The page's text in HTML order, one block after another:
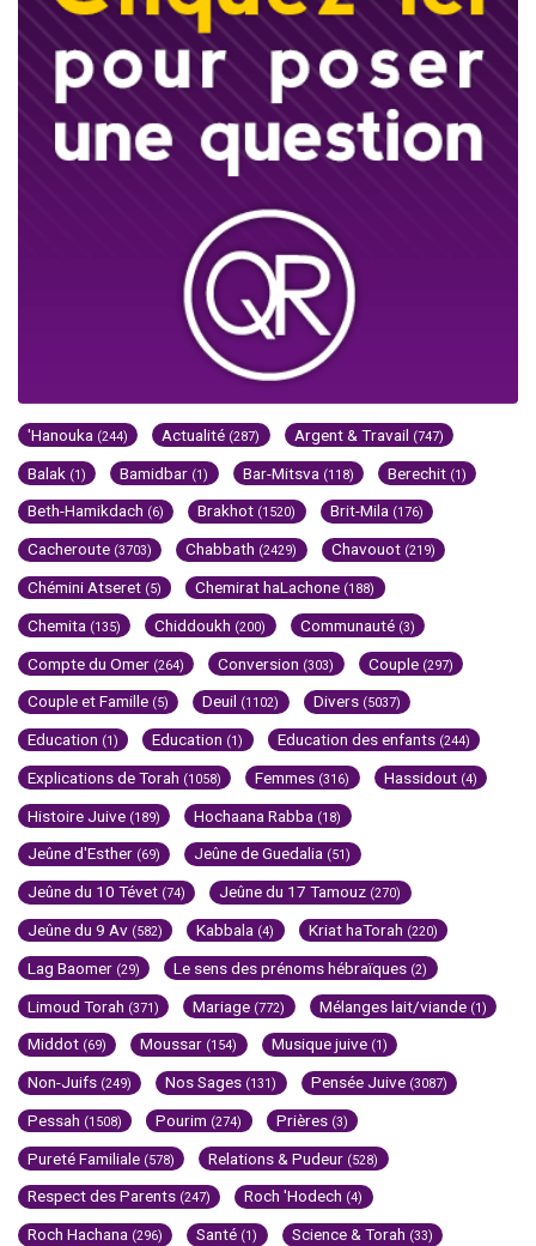
'Hanouka (244) Actualité (287) Argent & Travail (747)
Balak (1) Bamidbar (1) Bar-Mitsva (118) Berechit (1)
Beth-Hamikdach (6) Brakhot (1520) Brit-Mila (176)
Cacheroute (3703) Chabbath (2429) Chavouot (219)
Chémini Atseret (5) Chemirat haLachone (188)
Chemita (135) Chiddoukh (200) Communauté (3)
Compte du Omer (264) Conversion (303) Couple (297)
Couple et Famille (5) Deuil (1102) Divers (5037)
Education (1) Education (1) Education des enfants (244)
Explications de Torah (1058) Femmes (316) Hassidout (4)
Histoire Juive (189) Hochaana Rabba (18)
Jeûne d'Esther (69) Jeûne de Guedalia (51)
Jeûne du 10 Tévet (74) Jeûne du 17 Tamouz (270)
Jeûne du 9 Av (582) Kabbala (4) Kriat haTorah (220)
Lag Baomer (29) Le sens des prénoms hébraïques (2)
Limoud Torah (371) Mariage (772) Mélanges lait/viande (1)
Middot (69) Moussar (154) Musique juive (1)
Non-Juifs (249) Nos Sages (131) Pensée Juive (3087)
Pessah (1508) Pourim (274) Prières (3)
Pureté Familiale (578) Relations & Pudeur (528)
Respect des Parents (247) Roch 'Hodech (4)
Roch Hachana (296) Santé (1) Science & Torah (33)